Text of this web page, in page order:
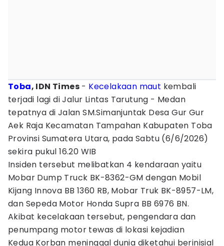
Toba, IDN Times - Kecelakaan maut kembali
terjadi lagi di Jalur Lintas Tarutung - Medan
tepatnya di Jalan SM.Simanjuntak Desa Gur Gur
Aek Raja Kecamatan Tampahan Kabupaten Toba
Provinsi Sumatera Utara, pada Sabtu (6/6/2026)
sekira pukul 16.20 WIB
Insiden tersebut melibatkan 4 kendaraan yaitu
Mobar Dump Truck BK-8362-GM dengan Mobil
Kijang Innova BB 1360 RB, Mobar Truk BK-8957-LM,
dan Sepeda Motor Honda Supra BB 6976 BN.
Akibat kecelakaan tersebut, pengendara dan
penumpang motor tewas di lokasi kejadian
Kedua Korban meninggal dunia diketahui berinisial